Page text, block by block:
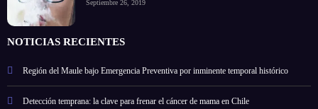
Septiembre 26, 2019
NOTICIAS RECIENTES
Región del Maule bajo Emergencia Preventiva por inminente temporal histórico
Detección temprana: la clave para frenar el cáncer de mama en Chile